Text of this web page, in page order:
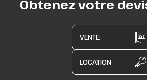
Obtenez votre
VENTE
LOCATION